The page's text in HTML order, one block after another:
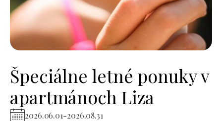
Špeciálne letné ponuky v
apartmánoch Liza
2026.06.01-2026.08.31